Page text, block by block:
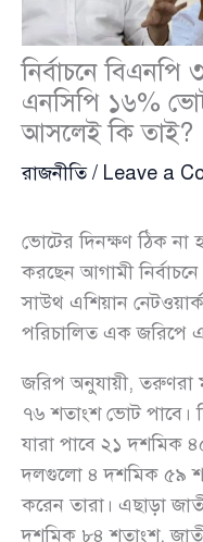
নির্বাচনে
এনসিপি ১৬%
আসলেই কি তাই?
রাজনীতি/ Leave a
ভোটের দিনক্ষণ ঠিক
করছেন আগামী
সাউথ এশিয়ান
পরিচালিত এক জরিপে
জরিপ অনুযায়ী, তরুণরা
৭৬ শতাংশ ভোট পাবে।
যারা পাবে ২১ দশমিক
দলগুলো ৪ দশমিক ৫৯
করেন তারা। এছাড়া
দশমিক ৮৪ শতাংশ,